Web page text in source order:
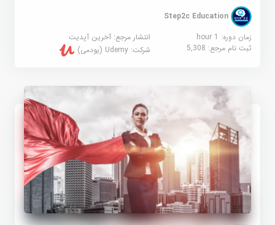
Step2c Education
زمان دوره: 1 hour
انتشار مرجع:آخرین آپدیت
ثبت نام مرجع:5,308 شرکت:Udemy (یودمی)